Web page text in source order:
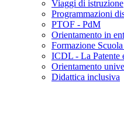
Viaggi di istruzione
Programmazioni
PTOF - PdM
Orientamento in
Formazione
ICDL - La Patente
Orientamento
Didattica inclusiva